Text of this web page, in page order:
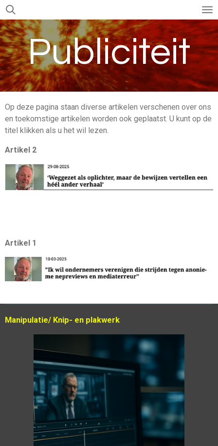
Ga
direct
naar
de
hoofdinhoudPubliciteit
Op deze pagina staan diverse artikelen verschenen over ons
en toekomstige artikelen worden ook geplaatst. U kunt op de
titel klikken als u het wil lezen.
Artikel 2
Artikel 1
Manipulatie/ Knip- en plakwerk